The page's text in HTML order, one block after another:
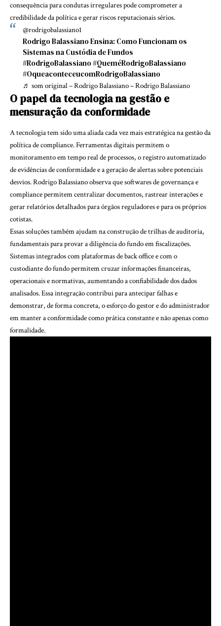
consequência para condutas irregulares pode comprometer a
credibilidade da política e gerar riscos reputacionais sérios.
@rodrigobalassiano1
Rodrigo Balassiano Ensina: Como Funcionam os
Sistemas na Custódia de Fundos
#RodrigoBalassiano#QueméRodrigoBalassiano
#OqueaconteceucomRodrigoBalassiano
♬ som original – Rodrigo Balassiano – Rodrigo Balassiano
O papel da tecnologia na gestão e
mensuração da conformidade
A tecnologia tem sido uma aliada cada vez mais estratégica na gestão da
política de compliance. Ferramentas digitais permitem o
monitoramento em tempo real de processos, o registro automatizado
de evidências de conformidade e a geração de alertas sobre potenciais
desvios. Rodrigo Balassiano observa que softwares de governança e
compliance permitem centralizar documentos, rastrear interações e
gerar relatórios detalhados para órgãos reguladores e para os próprios
cotistas.
Essas soluções também ajudam na construção de trilhas de auditoria,
fundamentais para provar a diligência do fundo em fiscalizações.
Sistemas integrados com plataformas de back office e com o
custodiante do fundo permitem cruzar informações financeiras,
operacionais e normativas, aumentando a confiabilidade dos dados
analisados. Essa integração contribui para antecipar falhas e
demonstrar, de forma concreta, o esforço do gestor e do administrador
em manter a conformidade como prática constante e não apenas como
formalidade.